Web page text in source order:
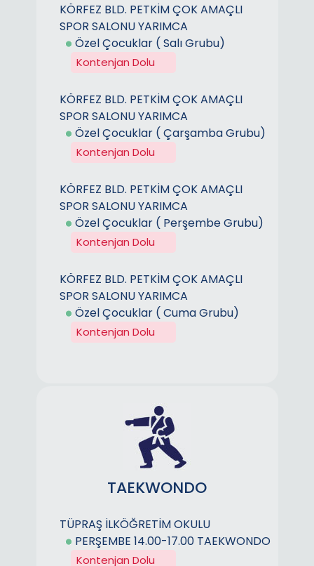
KÖRFEZ BLD. PETKİM ÇOK AMAÇLI
SPOR SALONU YARIMCA
Özel Çocuklar ( Salı Grubu)
Kontenjan Dolu
KÖRFEZ BLD. PETKİM ÇOK AMAÇLI
SPOR SALONU YARIMCA
Özel Çocuklar ( Çarşamba Grubu)
Kontenjan Dolu
KÖRFEZ BLD. PETKİM ÇOK AMAÇLI
SPOR SALONU YARIMCA
Özel Çocuklar ( Perşembe Grubu)
Kontenjan Dolu
KÖRFEZ BLD. PETKİM ÇOK AMAÇLI
SPOR SALONU YARIMCA
Özel Çocuklar ( Cuma Grubu)
Kontenjan Dolu
TAEKWONDO
TÜPRAŞ İLKÖĞRETİM OKULU
PERŞEMBE 14.00-17.00 TAEKWONDO
Kontenjan Dolu